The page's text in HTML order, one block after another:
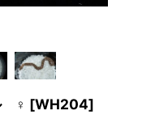
♀ [WH204]